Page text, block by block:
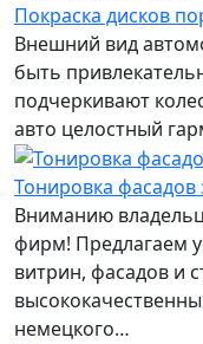
Покраска дисков
Внешний вид
быть
подчеркивают
авто целостный
Тонировка фасадов
Вниманию
фирм! Предлагаем
витрин, фасадов и
немецкого…